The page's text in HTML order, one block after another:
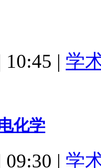
10:45 | 学
化学
09:30 | 学